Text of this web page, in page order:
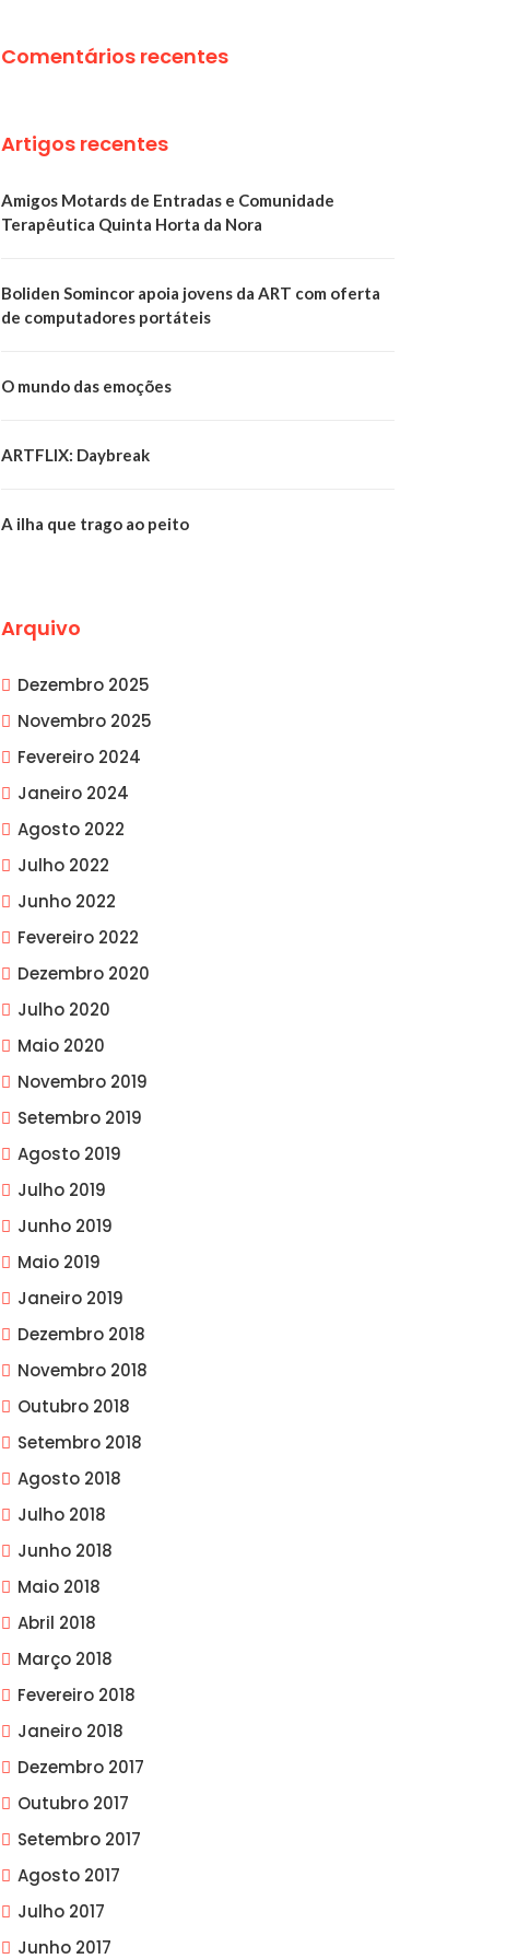
Comentários recentes
Artigos recentes
Amigos Motards de Entradas e Comunidade
Terapêutica Quinta Horta da Nora
Boliden Somincor apoia jovens da ART com oferta
de computadores portáteis
O mundo das emoções
ARTFLIX: Daybreak
A ilha que trago ao peito
Arquivo
Dezembro 2025
Novembro 2025
Fevereiro 2024
Janeiro 2024
Agosto 2022
Julho 2022
Junho 2022
Fevereiro 2022
Dezembro 2020
Julho 2020
Maio 2020
Novembro 2019
Setembro 2019
Agosto 2019
Julho 2019
Junho 2019
Maio 2019
Janeiro 2019
Dezembro 2018
Novembro 2018
Outubro 2018
Setembro 2018
Agosto 2018
Julho 2018
Junho 2018
Maio 2018
Abril 2018
Março 2018
Fevereiro 2018
Janeiro 2018
Dezembro 2017
Outubro 2017
Setembro 2017
Agosto 2017
Julho 2017
Junho 2017